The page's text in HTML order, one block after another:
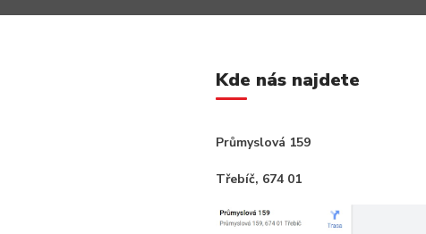
Kde nás najdete
Průmyslová 159
Třebíč, 674 01